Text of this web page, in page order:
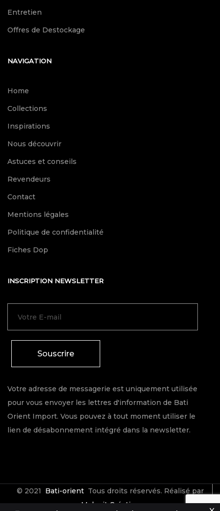
Entretien
Offres de Destockage
NAVIGATION
Home
Collections
Inspirations
Nous découvrir
Astuces et conseils
Revendeurs
Contact
Mentions légales
Politique de confidentialité
Fiches Dop
INSCRIPTION NEWSLETTER
Souscrire
Votre adresse de messagerie est uniquement utilisée
pour vous envoyer les lettres d'information de Bati
Orient Import. Vous pouvez à tout moment utiliser le
lien de désabonnement intégré dans la newsletter.
© 2021 Bati-orient Tous droits réservés. Réalisé par
Make it Créative